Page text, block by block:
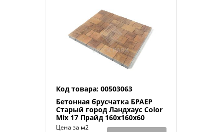
Код товара: 00503063
Бетонная брусчатка БРАЕР
Старый город Ландхаус Color
Mix 17 Прайд 160x160x60
Цена за м2